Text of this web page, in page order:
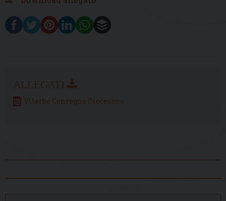
Viterbo Convegno Diocesano